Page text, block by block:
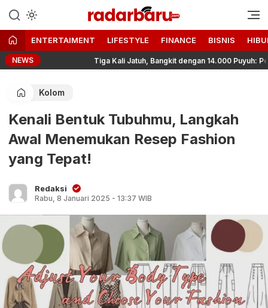
radarbaru.com
Informasi Berita Terbaru dan
Terkini Hari Ini
ENTERTAIMENT LIFESTYLE FINANCE BISNIS
NEWS Tiga Kali Jatuh, Bangkit dengan 14.000 Puyuh:
Kolom
Kenali Bentuk Tubuhmu, Langkah
Awal Menemukan Resep Fashion
yang Tepat!
Redaksi
Rabu, 8 Januari 2025 - 13:37 WIB